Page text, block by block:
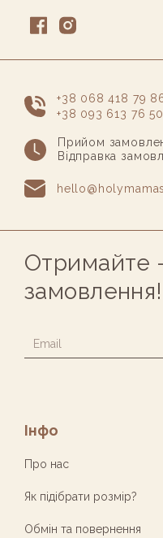
+38 068 418 79
+38 093 613 76
Прийом
Відправка
Отримайте
замовлення!
Інфо
Про нас
Як підібрати розмір?
Обмін та повернення